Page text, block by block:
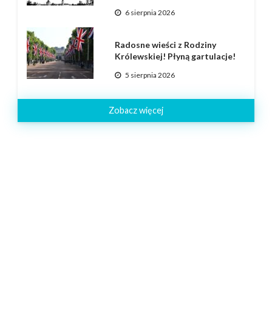
6 sierpnia 2026
Radosne wieści z Rodziny
Królewskiej! Płyną gartulacje!
5 sierpnia 2026
Zobacz więcej